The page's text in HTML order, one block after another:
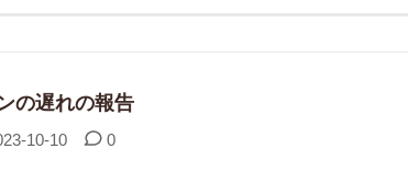
の遅れの報告
10-10 0